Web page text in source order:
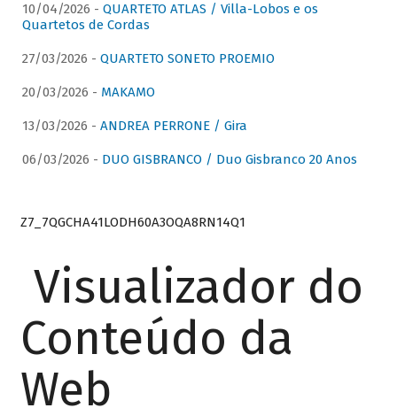
10/04/2026 - QUARTETO ATLAS / Villa-Lobos e os
Quartetos de Cordas
27/03/2026 - QUARTETO SONETO PROEMIO
20/03/2026 - MAKAMO
13/03/2026 - ANDREA PERRONE / Gira
06/03/2026 - DUO GISBRANCO / Duo Gisbranco 20 Anos
Z7_7QGCHA41LODH60A3OQA8RN14Q1
Visualizador do
Conteúdo da
Web